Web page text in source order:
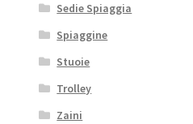
Sedie Spiaggia
Spiaggine
Stuoie
Trolley
Zaini